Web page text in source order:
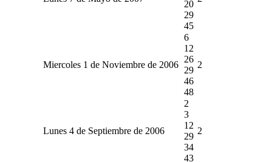
20
29
45
Miercoles 1 de Noviembre de 2006
6
12
26
29
46
48
2
Lunes 4 de Septiembre de 2006
2
3
12
29
34
43
2